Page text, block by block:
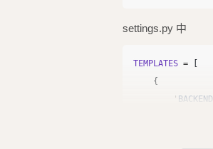
settings.py 中
TEMPLATES =
{
' BACKEND